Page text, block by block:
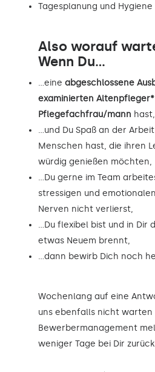
Tagesplanung und
Also worauf
Wenn Du...
…eine abgeschlossene
examinierten
Pflegefachfrau/mann hast,
…und Du Spaß an der
Menschen hast, die ihren
würdig genießen möchten,
…Du gerne im Team
stressigen und
Nerven nicht verlierst,
…Du flexibel bist und in Dir
etwas Neuem brennt,
…dann bewirb Dich noch
Wochenlang auf eine
uns ebenfalls nicht warten
Bewerbermanagement
weniger Tage bei Dir